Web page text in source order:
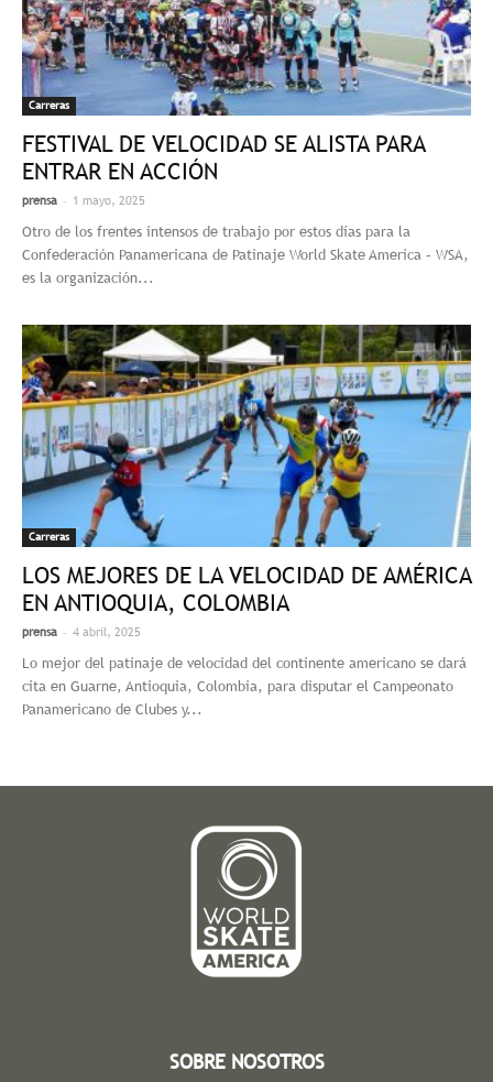
Carreras
FESTIVAL DE VELOCIDAD SE ALISTA PARA
ENTRAR EN ACCIÓN
prensa - 1 mayo, 2025
Otro de los frentes intensos de trabajo por estos días para la
Confederación Panamericana de Patinaje World Skate America – WSA,
es la organización...
Carreras
LOS MEJORES DE LA VELOCIDAD DE AMÉRICA
EN ANTIOQUIA, COLOMBIA
prensa - 4 abril, 2025
Lo mejor del patinaje de velocidad del continente americano se dará
cita en Guarne, Antioquia, Colombia, para disputar el Campeonato
Panamericano de Clubes y...
SOBRE NOSOTROS